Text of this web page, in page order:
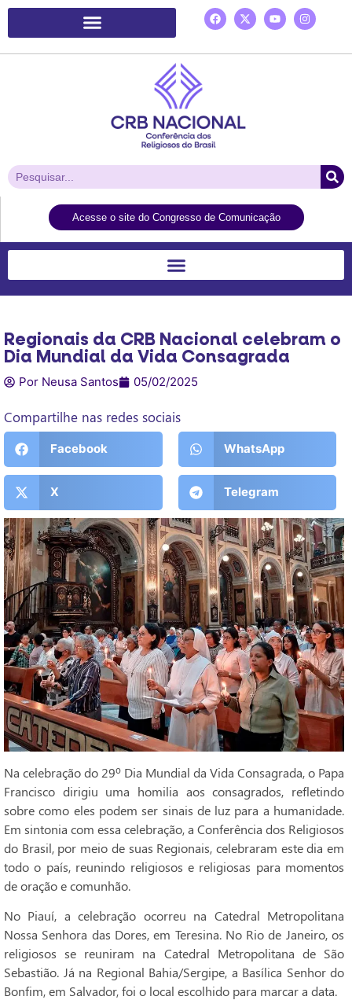
Acesse o site do Congresso de Comunicação
Regionais da CRB Nacional celebram o
Dia Mundial da Vida Consagrada
Por Neusa Santos 05/02/2025
Compartilhe nas redes sociais
Facebook WhatsApp
X Telegram
Na celebração do 29º Dia Mundial da Vida Consagrada, o Papa
Francisco dirigiu uma homilia aos consagrados, refletindo
sobre como eles podem ser sinais de luz para a humanidade.
Em sintonia com essa celebração, a Conferência dos Religiosos
do Brasil, por meio de suas Regionais, celebraram este dia em
todo o país, reunindo religiosos e religiosas para momentos
de oração e comunhão.
No Piauí, a celebração ocorreu na Catedral Metropolitana
Nossa Senhora das Dores, em Teresina. No Rio de Janeiro, os
religiosos se reuniram na Catedral Metropolitana de São
Sebastião. Já na Regional Bahia/Sergipe, a Basílica Senhor do
Bonfim, em Salvador, foi o local escolhido para marcar a data.